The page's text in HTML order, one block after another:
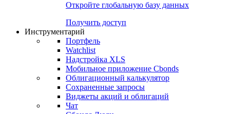
Консенсусы
Попробуйте7-дневный
Откройте глобальную базу данных
Получить доступ
Инструментарий
Портфель
Watchlist
Надстройка XLS
Мобильное приложение Cbonds